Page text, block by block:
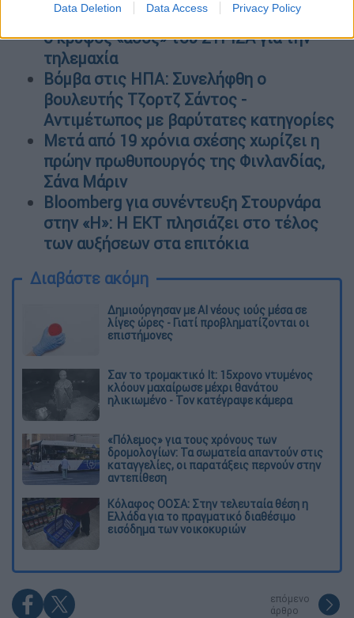
Data Deletion Data Access Privacy Policy
για το debate - Η «γαλάζια» ατζέντα και
ο κρυφός «άσος» του ΣΥΡΙΖΑ για την
τηλεμαχία
Βόμβα στις ΗΠΑ: Συνελήφθη ο
βουλευτής Τζορτζ Σάντος -
Αντιμέτωπος με βαρύτατες κατηγορίες
Μετά από 19 χρόνια σχέσης χωρίζει η
πρώην πρωθυπουργός της Φινλανδίας,
Σάνα Μάριν
Bloomberg για συνέντευξη Στουρνάρα
στην «Η»: Η ΕΚΤ πλησιάζει στο τέλος
των αυξήσεων στα επιτόκια
Διαβάστε ακόμη
Δημιούργησαν με AI νέους ιούς μέσα σε
λίγες ώρες - Γιατί προβληματίζονται οι
επιστήμονες
Σαν το τρομακτικό It: 15χρονο ντυμένος
κλόουν μαχαίρωσε μέχρι θανάτου
ηλικιωμένο - Τον κατέγραψε κάμερα
«Πόλεμος» για τους χρόνους των
δρομολογίων: Τα σωματεία απαντούν στις
καταγγελίες, οι παρατάξεις περνούν στην
αντεπίθεση
Κόλαφος ΟΟΣΑ: Στην τελευταία θέση η
Ελλάδα για το πραγματικό διαθέσιμο
εισόδημα των νοικοκυριών
επόμενο
άρθρο